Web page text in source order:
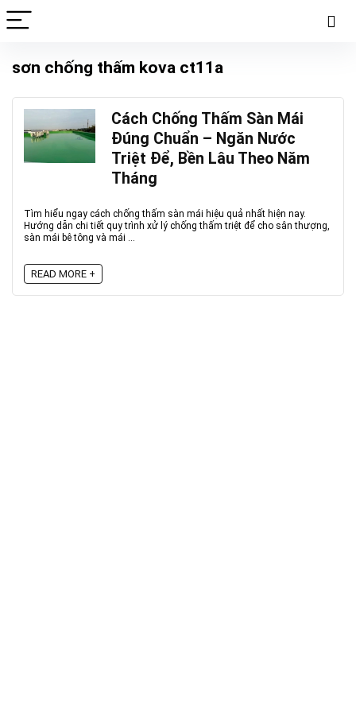
sơn chống thấm kova ct11a
Cách Chống Thấm Sàn Mái
Đúng Chuẩn – Ngăn Nước
Triệt Để, Bền Lâu Theo Năm
Tháng
Tìm hiểu ngay cách chống thấm sàn mái hiệu quả nhất hiện nay.
Hướng dẫn chi tiết quy trình xử lý chống thấm triệt để cho sân thượng,
sàn mái bê tông và mái ...
READ MORE +